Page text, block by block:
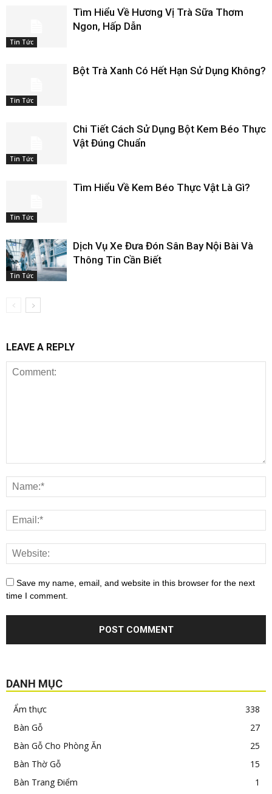
Tin Tức
Tìm Hiểu Về Hương Vị Trà Sữa Thơm
Ngon, Hấp Dẫn
Tin Tức
Bột Trà Xanh Có Hết Hạn Sử Dụng Không?
Tin Tức
Chi Tiết Cách Sử Dụng Bột Kem Béo Thực
Vật Đúng Chuẩn
Tin Tức
Tìm Hiểu Về Kem Béo Thực Vật Là Gì?
Tin Tức
Dịch Vụ Xe Đưa Đón Sân Bay Nội Bài Và
Thông Tin Cần Biết
LEAVE A REPLY
Save my name, email, and website in this browser for the next
time I comment.
DANH MỤC
Ẩm thực
338
Bàn Gỗ
27
Bàn Gỗ Cho Phòng Ăn
25
Bàn Thờ Gỗ
15
Bàn Trang Điểm
1